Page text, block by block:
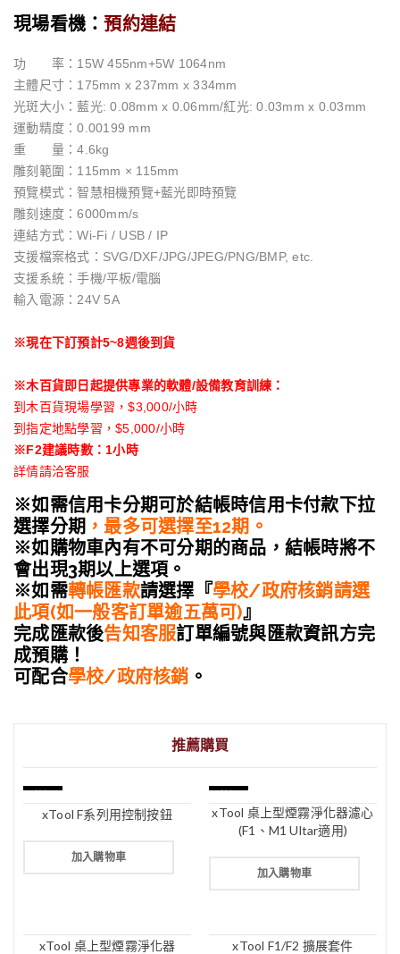
現場看機：預約連結
功 率：15W 455nm+5W 1064nm
主體尺寸：175mm x 237mm x 334mm
光斑大小：藍光: 0.08mm x 0.06mm/紅光: 0.03mm x 0.03mm
運動精度：0.00199 mm
重 量：4.6kg
雕刻範圍：115mm × 115mm
預覽模式：智慧相機預覽+藍光即時預覽
雕刻速度：6000mm/s
連結方式：Wi-Fi / USB / IP
支援檔案格式：SVG/DXF/JPG/JPEG/PNG/BMP, etc.
支援系統：手機/平板/電腦
輸入電源：24V 5A
※現在下訂預計5~8週後到貨
※木百貨即日起提供專業的軟體/設備教育訓練：
到木百貨現場學習，$3,000/小時
到指定地點學習，$5,000/小時
※F2建議時數：1小時
詳情請洽客服
※如需信用卡分期可於結帳時信用卡付款下拉
選擇分期 ，最多可選擇至12期。
※如購物車內有不可分期的商品，結帳時將不
會出現3期以上選項。
※如需轉帳匯款請選擇『學校/政府核銷請選
此項(如一般客訂單逾五萬可)』
完成匯款後告知客服訂單編號與匯款資訊方完
成預購！
可配合學校/政府核銷 。
推薦購買
xTool F系列用控制按鈕
加入購物車
xTool 桌上型煙霧淨化器濾心
(F1、M1 Ultar適用)
加入購物車
xTool 桌上型煙霧淨化器 xTool F1/F2 擴展套件